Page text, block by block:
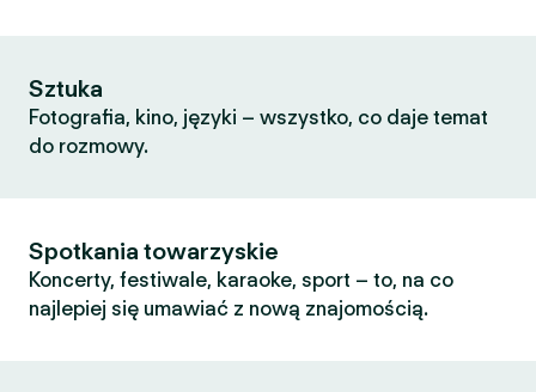
Sztuka
Fotografia, kino, języki – wszystko, co daje temat
do rozmowy.
Spotkania towarzyskie
Koncerty, festiwale, karaoke, sport – to, na co
najlepiej się umawiać z nową znajomością.